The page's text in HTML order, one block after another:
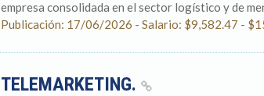
empresa consolidada en el sector logístico y de
Publicación: 17/06/2026 - Salario: $9,582.47 -
TELEMARKETING.